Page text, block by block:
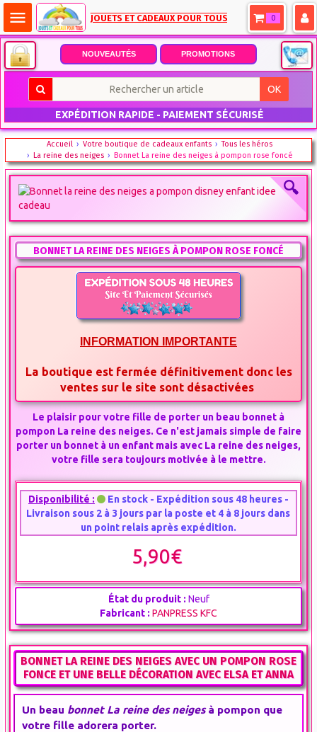
NOUVEAUTÉS PROMOTIONS
OK
EXPÉDITION RAPIDE - PAIEMENT SÉCURISÉ
menu JOUETS ET CADEAUX POUR TOUS 0
Accueil Votre boutique de cadeaux enfants
Tous les héros
La reine des neiges
Bonnet La reine des neiges à pompon rose foncé
BONNET LA REINE DES NEIGES À POMPON ROSE FONCÉ
INFORMATION IMPORTANTE
La boutique est fermée définitivement donc les
ventes sur le site sont désactivées
Le plaisir pour votre fille de porter un beau bonnet à
pompon La reine des neiges. Ce n'est jamais simple de faire
porter un bonnet à un enfant mais avec La reine des neiges,
votre fille sera toujours motivée à le mettre.
Disponibilité :
En stock - Expédition sous 48 heures -
Livraison sous 2 à 3 jours par la poste et 4 à 8 jours dans
un point relais après expédition.
5,90€
État du produit : Neuf
Fabricant : PANPRESS KFC
BONNET LA REINE DES NEIGES AVEC UN POMPON ROSE
FONCE ET UNE BELLE DÉCORATION AVEC ELSA ET ANNA
Un beau bonnet La reine des neigesà pompon que
votre fille adorera porter.